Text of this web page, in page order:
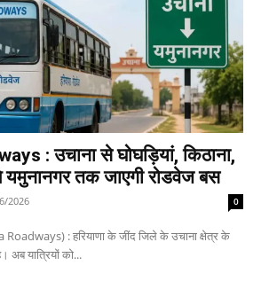
: उचाना से घोघड़ियां, किठाना,
तक जाएगी रोडवेज बस
2026 0
: हरियाणा के जींद जिले के उचाना क्षेत्र के
अब यात्रियों को...